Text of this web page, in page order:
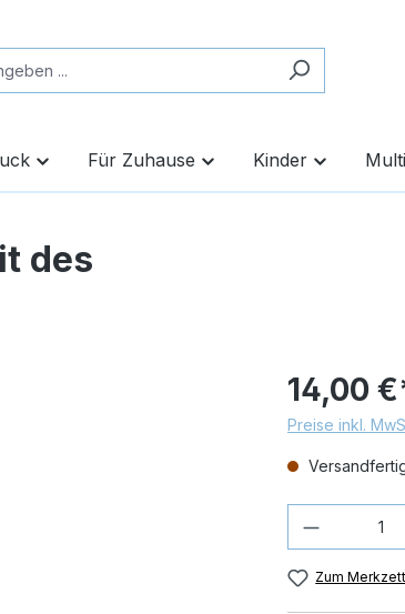
Für Zuhause Kinder
des
14,00
Preise inkl.
Zum